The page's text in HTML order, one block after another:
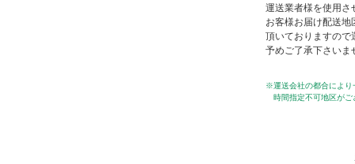
運送業者様を使用
お客様お届け配送
頂いておりますので
予めご了承下さいま
※運送会社の都合により
時間指定不可地区がご